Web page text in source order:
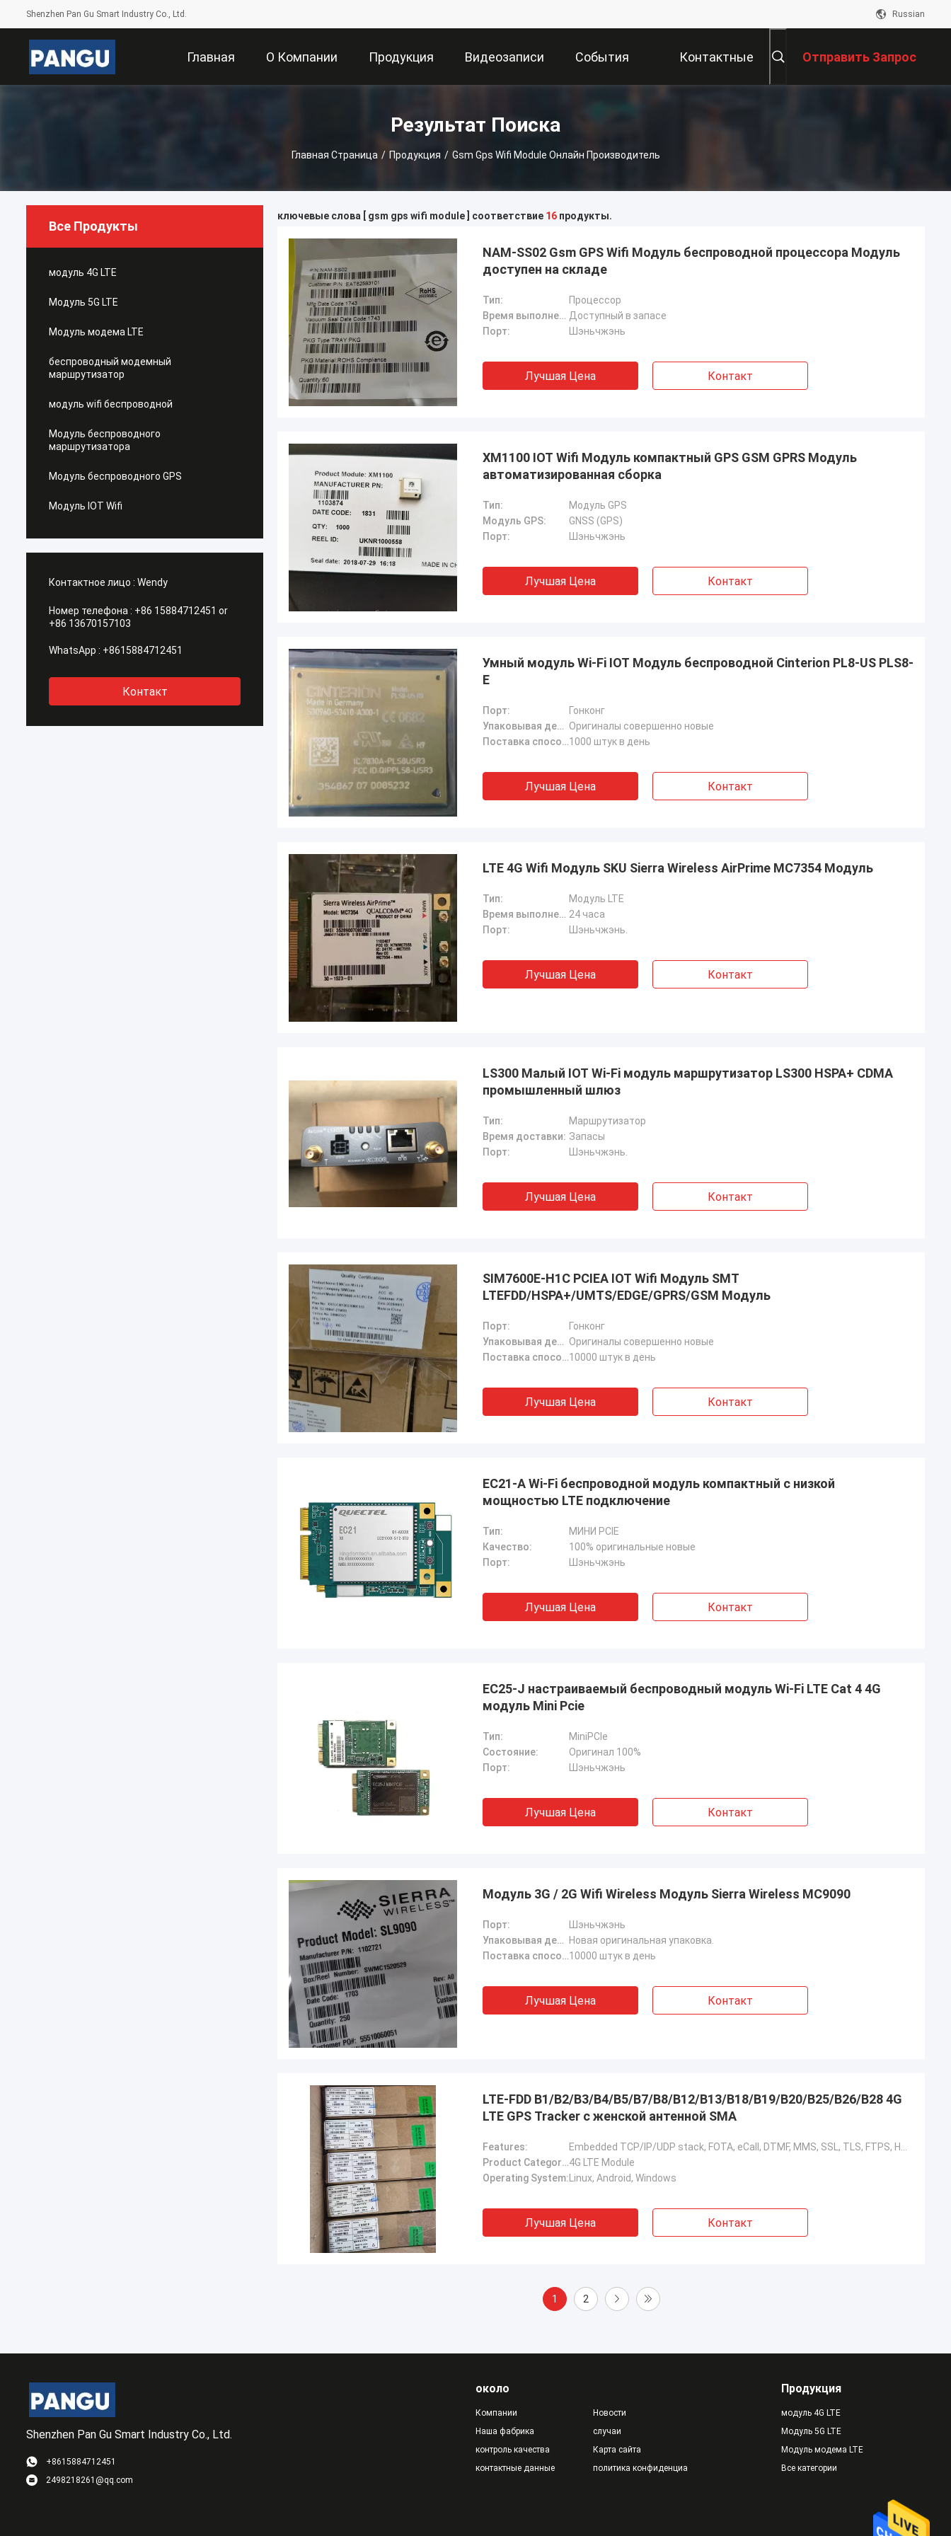
Shenzhen Pan Gu Smart Industry Co., Ltd. Russian
Главная О Компании Продукция Видеозаписи События Контактные Отправить Запрос
Результат Поиска
Главная Страница / Продукция / Gsm Gps Wifi Module Онлайн Производитель
Все Продукты
модуль 4G LTE
Модуль 5G LTE
Модуль модема LTE
беспроводный модемный
маршрутизатор
модуль wifi беспроводной
Модуль беспроводного
маршрутизатора
Модуль беспроводного GPS
Модуль IOT Wifi
Контактное лицо : Wendy
Номер телефона : +86 15884712451 or
+86 13670157103
WhatsApp : +8615884712451
Контакт
ключевые слова [ gsm gps wifi module ] соответствие 16 продукты.
NAM-SS02 Gsm GPS Wifi Модуль беспроводной процессора Модуль
доступен на складе
Тип:
Процессор
Время выполнения (время доставки): Доступный в запасе
Порт:
Шэньчжэнь
Лучшая Цена Контакт
XM1100 IOT Wifi Модуль компактный GPS GSM GPRS Модуль
автоматизированная сборка
Тип:
Модуль GPS
Модуль GPS:
GNSS (GPS)
Порт:
Шэньчжэнь
Лучшая Цена Контакт
Умный модуль Wi-Fi IOT Модуль беспроводной Cinterion PL8-US PLS8-
E
Порт:
Гонконг
Упаковывая детали: Оригиналы совершенно новые
Поставка способности:1000 штук в день
Лучшая Цена Контакт
LTE 4G Wifi Модуль SKU Sierra Wireless AirPrime MC7354 Модуль
Тип:
Модуль LTE
Время выполнения (время доставки): 24 часа
Порт:
Шэньчжэнь.
Лучшая Цена Контакт
LS300 Малый IOT Wi-Fi модуль маршрутизатор LS300 HSPA+ CDMA
промышленный шлюз
Тип:
Маршрутизатор
Время доставки: Запасы
Порт:
Шэньчжэнь.
Лучшая Цена Контакт
SIM7600E-H1C PCIEA IOT Wifi Модуль SMT
LTEFDD/HSPA+/UMTS/EDGE/GPRS/GSM Модуль
Порт:
Гонконг
Упаковывая детали: Оригиналы совершенно новые
Поставка способности:10000 штук в день
Лучшая Цена Контакт
EC21-A Wi-Fi беспроводной модуль компактный с низкой
мощностью LTE подключение
Тип:
МИНИ PCIE
Качество:
100% оригинальные новые
Порт:
Шэньчжэнь
Лучшая Цена Контакт
EC25-J настраиваемый беспроводный модуль Wi-Fi LTE Cat 4 4G
модуль Mini Pcie
Тип:
MiniPCIe
Состояние:
Оригинал 100%
Порт:
Шэньчжэнь
Лучшая Цена Контакт
Модуль 3G / 2G Wifi Wireless Модуль Sierra Wireless MC9090
Порт:
Шэньчжэнь
Упаковывая детали:
Новая оригинальная упаковка.
Поставка способности:10000 штук в день
Лучшая Цена Контакт
LTE-FDD B1/B2/B3/B4/B5/B7/B8/B12/B13/B18/B19/B20/B25/B26/B28 4G
LTE GPS Tracker с женской антенной SMA
Features:
Product Category:4G LTE Module
Operating System: Linux, Android, Windows
Лучшая Цена Контакт
1 2
Shenzhen Pan Gu Smart Industry Co., Ltd.
+8615884712451
2498218261@qq.com
около
Компании
Наша фабрика
контроль качества
контактные данные
Новости
случаи
Карта сайта
политика конфиденциальности
Продукция
модуль 4G LTE
Модуль 5G LTE
Модуль модема LTE
Все категории